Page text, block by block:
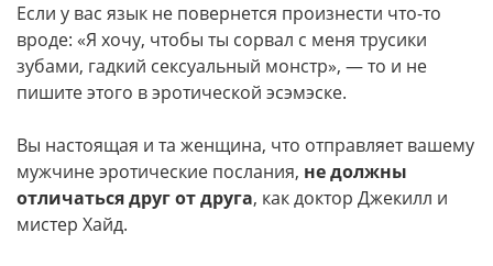
Если у вас язык не повернется произнести что-то
вроде: «Я хочу, чтобы ты сорвал с меня трусики
зубами, гадкий сексуальный монстр», — то и не
пишите этого в эротической эсэмэске.
Вы настоящая и та женщина, что отправляет вашему
мужчине эротические послания, не должны
отличаться друг от друга, как доктор Джекилл и
мистер Хайд.